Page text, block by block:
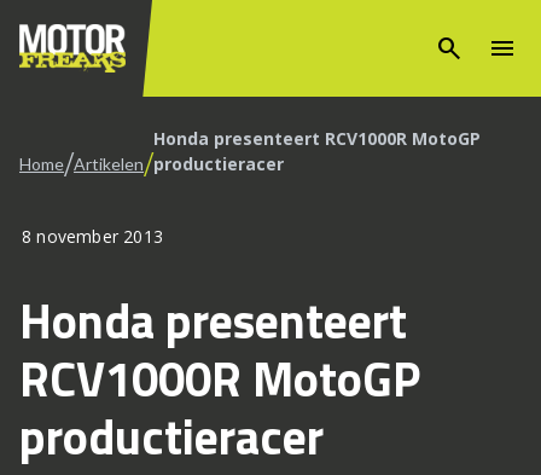
search menu
Home/Artikelen/Honda presenteert RCV1000R MotoGP
productieracer
8 november 2013
Honda presenteert
RCV1000R MotoGP
productieracer